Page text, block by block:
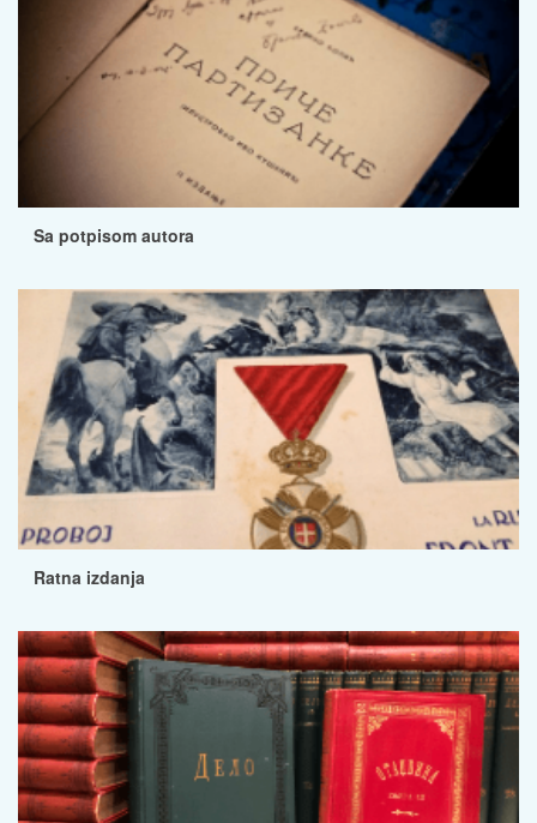
Sa potpisom autora
Ratna izdanja